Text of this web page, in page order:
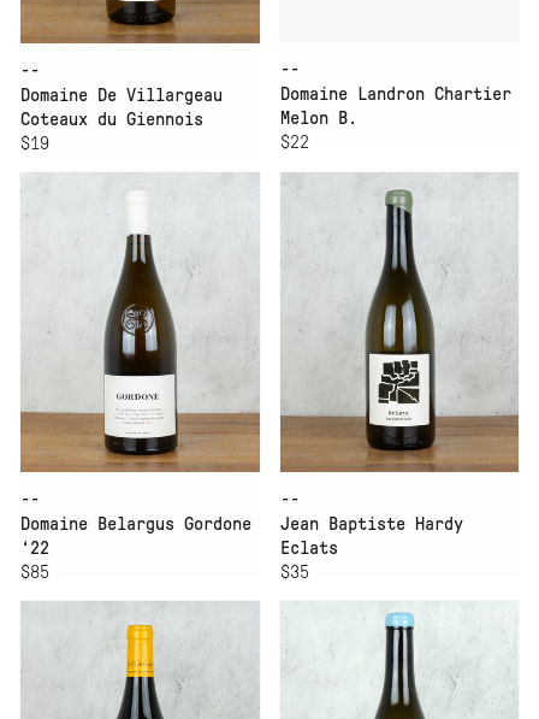
--
Domaine De Villargeau
Coteaux du Giennois
$19
--
Domaine Landron Chartier
Melon B.
$22
--
Domaine Belargus Gordone
‘22
$85
--
Jean Baptiste Hardy
Eclats
$35